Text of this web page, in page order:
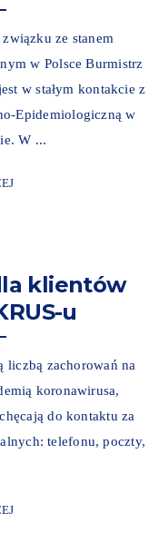
ze stanem
w Polsce Burmistrz
w stałym kontakcie z
Epidemiologiczną w
W ...
klientów
u
liczbą zachorowań na
koronawirusa,
do kontaktu za
telefonu, poczty,